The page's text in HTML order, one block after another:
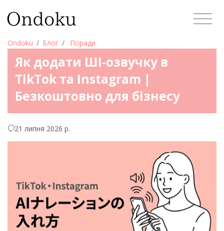
Ondoku Блог Поради
Як додати ШІ-озвучку в
TikTok та Instagram |
Безкоштовно для бізнесу
21 липня 2026 р.